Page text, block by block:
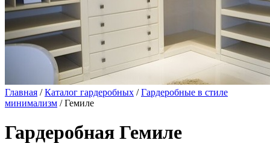
Главная /Каталог гардеробных /Гардеробные в стиле
минимализм / Гемиле
Гардеробная Гемиле